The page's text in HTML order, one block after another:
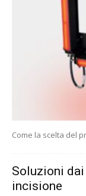
Come la scelta del
Soluzioni
incisione